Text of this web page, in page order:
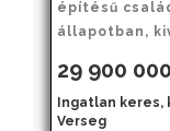
építésű
állapotban,
29 900 000
Ingatlan
Verseg